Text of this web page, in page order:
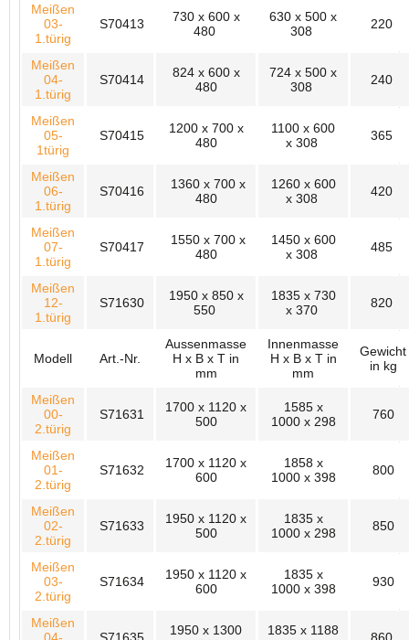
Meißen
03-
1.türig
S70413
730 x 600 x
480
630 x 500 x
308
220
Meißen
04-
1.türig
S70414
824 x 600 x
480
724 x 500 x
308
240
Meißen
05-
1türig
S70415
1200 x 700 x
480
1100 x 600
x 308
365
Meißen
06-
1.türig
S70416
1360 x 700 x
480
1260 x 600
x 308
420
Meißen
07-
1.türig
S70417
1550 x 700 x
480
1450 x 600
x 308
485
Meißen
12-
1.türig
S71630
1950 x 850 x
550
1835 x 730
x 370
820
Modell Art.-Nr.
Aussenmasse
H x B x T in
mm
Innenmasse
H x B x T in
mm
Gewicht
in kg
Meißen
00-
2.türig
S71631
1700 x 1120 x
500
1585 x
1000 x 298
760
Meißen
01-
2.türig
S71632
1700 x 1120 x
600
1858 x
1000 x 398
800
Meißen
02-
2.türig
S71633
1950 x 1120 x
500
1835 x
1000 x 298
850
Meißen
03-
2.türig
S71634
1950 x 1120 x
600
1835 x
1000 x 398
930
Meißen
1950 x 1300
1835 x 1188